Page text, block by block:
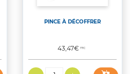
PINCE À DÉCOFFRER
Prix
43,47€TTC